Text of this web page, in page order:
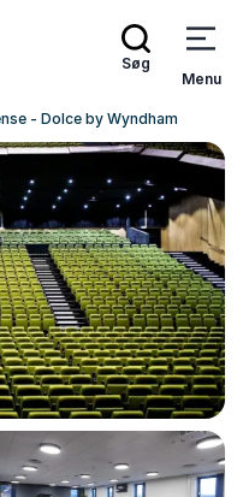
Søg
Menu
- Dolce by Wyndham